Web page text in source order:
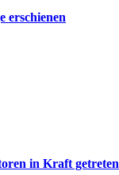
erschienen
in Kraft getreten